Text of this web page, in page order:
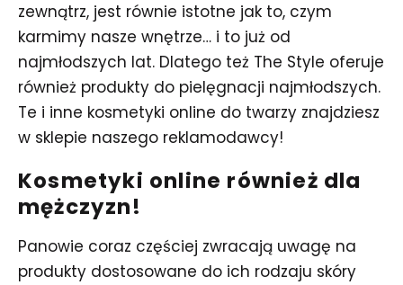
zewnątrz, jest równie istotne jak to, czym
karmimy nasze wnętrze… i to już od
najmłodszych lat. Dlatego też The Style oferuje
również produkty do pielęgnacji najmłodszych.
Te i inne kosmetyki online do twarzy znajdziesz
w sklepie naszego reklamodawcy!
Kosmetyki online również dla
mężczyzn!
Panowie coraz częściej zwracają uwagę na
produkty dostosowane do ich rodzaju skóry